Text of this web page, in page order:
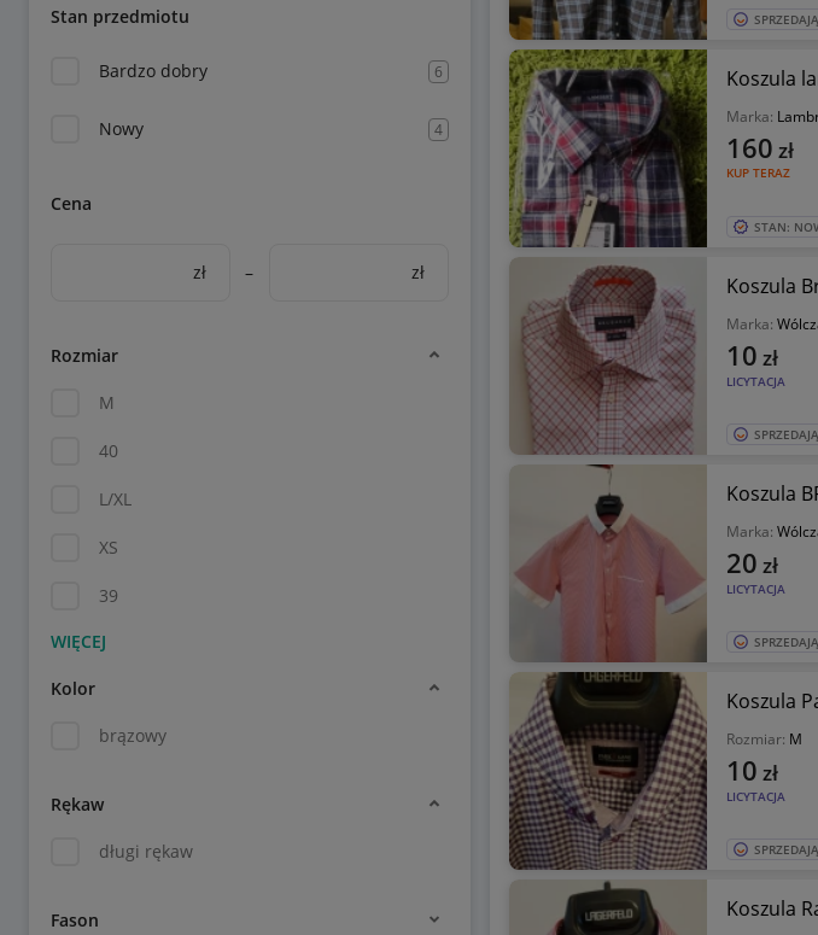
Stan przedmiotu
Bardzo dobry 6
Nowy 4
Cena
zł – zł
Rozmiar
M
40
L/XL
XS
39
Kolor
brązowy
Rękaw
długi rękaw
Fason
Koszula
Marka:
KUP TERAZ
160 zł
STAN:
Koszula
Marka:
LICYTACJA
10 zł
Koszula
Marka:
LICYTACJA
20 zł
Koszula
Rozmiar: M
LICYTACJA
10 zł
Koszula